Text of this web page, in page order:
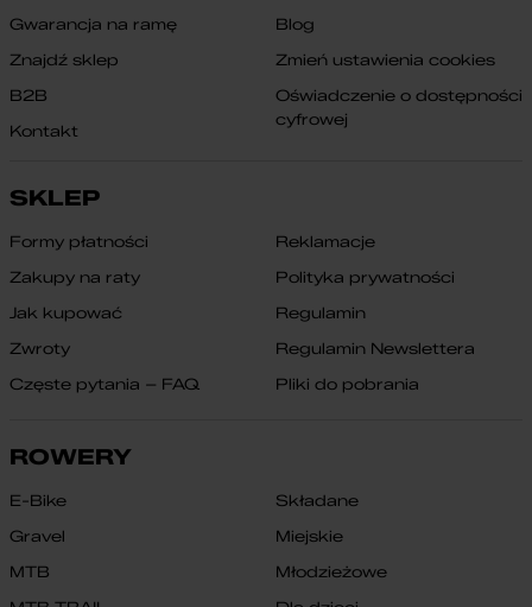
Gwarancja na ramę
Znajdź sklep
B2B
Kontakt
Blog
Zmień ustawienia cookies
Oświadczenie o dostępności
cyfrowej
SKLEP
Formy płatności
Zakupy na raty
Jak kupować
Zwroty
Częste pytania – FAQ
Reklamacje
Polityka prywatności
Regulamin
Regulamin Newslettera
Pliki do pobrania
ROWERY
E-Bike
Gravel
MTB
Składane
Miejskie
Młodzieżowe